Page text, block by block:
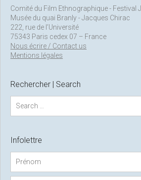
Comité du Film Ethnographique - Festival
Musée du quai Branly - Jacques Chirac
222, rue de l’Université
75343 Paris cedex 07 – France
Nous écrire / Contact us
Mentions légales
Rechercher | Search
a
c
r
Infolettre